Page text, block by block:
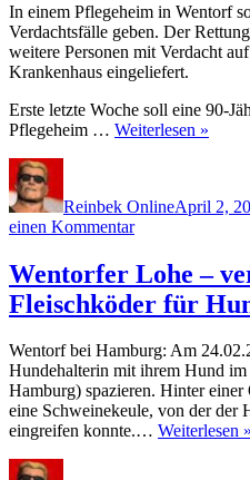
In einem Pflegeheim in Wentorf
Verdachtsfälle geben. Der
weitere Personen mit Verdacht
Krankenhaus eingeliefert.
Erste letzte Woche soll eine 90-
Pflegeheim … Weiterlesen »
Reinbek OnlineApril 2,
einen Kommentarzu
Corona-
Verdachtsfälle
in
Pflegeheim
Wentorfer Lohe –
Fleischköder für
Wentorf bei Hamburg: Am
Hundehalterin mit ihrem Hund
Hamburg) spazieren. Hinter
eine Schweinekeule, von der der
eingreifen konnte.… Weiterlesen »